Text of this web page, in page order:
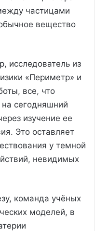
частицами
вещество
исследователь из
«Периметр» и
все, что
сегодняшний
изучение ее
Это оставляет
у темной
невидимых
команда учёных
моделей, в